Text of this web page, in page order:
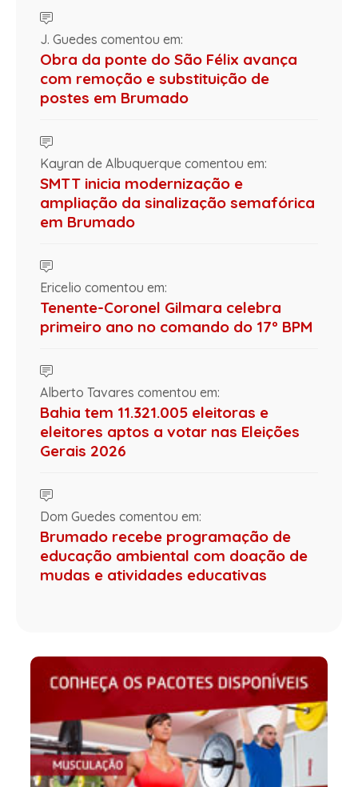
J. Guedes comentou em:
Obra da ponte do São Félix avança
com remoção e substituição de
postes em Brumado
Kayran de Albuquerque comentou em:
SMTT inicia modernização e
ampliação da sinalização semafórica
em Brumado
Ericelio comentou em:
Tenente-Coronel Gilmara celebra
primeiro ano no comando do 17º BPM
Alberto Tavares comentou em:
Bahia tem 11.321.005 eleitoras e
eleitores aptos a votar nas Eleições
Gerais 2026
Dom Guedes comentou em:
Brumado recebe programação de
educação ambiental com doação de
mudas e atividades educativas